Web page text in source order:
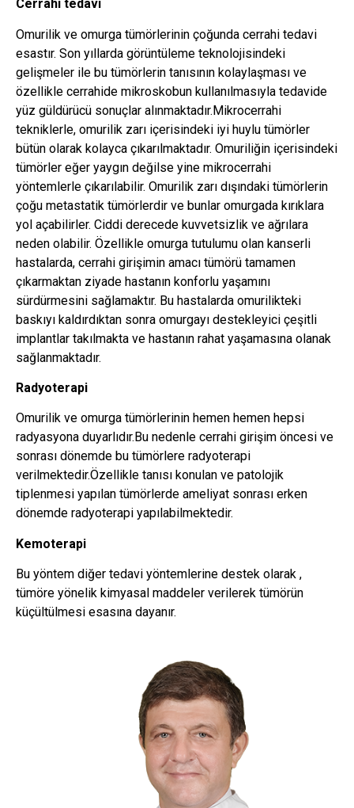
Cerrahi tedavi
Omurilik ve omurga tümörlerinin çoğunda cerrahi tedavi
esastır. Son yıllarda görüntüleme teknolojisindeki
gelişmeler ile bu tümörlerin tanısının kolaylaşması ve
özellikle cerrahide mikroskobun kullanılmasıyla tedavide
yüz güldürücü sonuçlar alınmaktadır.Mikrocerrahi
tekniklerle, omurilik zarı içerisindeki iyi huylu tümörler
bütün olarak kolayca çıkarılmaktadır. Omuriliğin içerisindeki
tümörler eğer yaygın değilse yine mikrocerrahi
yöntemlerle çıkarılabilir. Omurilik zarı dışındaki tümörlerin
çoğu metastatik tümörlerdir ve bunlar omurgada kırıklara
yol açabilirler. Ciddi derecede kuvvetsizlik ve ağrılara
neden olabilir. Özellikle omurga tutulumu olan kanserli
hastalarda, cerrahi girişimin amacı tümörü tamamen
çıkarmaktan ziyade hastanın konforlu yaşamını
sürdürmesini sağlamaktır. Bu hastalarda omurilikteki
baskıyı kaldırdıktan sonra omurgayı destekleyici çeşitli
implantlar takılmakta ve hastanın rahat yaşamasına olanak
sağlanmaktadır.
Radyoterapi
Omurilik ve omurga tümörlerinin hemen hemen hepsi
radyasyona duyarlıdır.Bu nedenle cerrahi girişim öncesi ve
sonrası dönemde bu tümörlere radyoterapi
verilmektedir.Özellikle tanısı konulan ve patolojik
tiplenmesi yapılan tümörlerde ameliyat sonrası erken
dönemde radyoterapi yapılabilmektedir.
Kemoterapi
Bu yöntem diğer tedavi yöntemlerine destek olarak ,
tümöre yönelik kimyasal maddeler verilerek tümörün
küçültülmesi esasına dayanır.